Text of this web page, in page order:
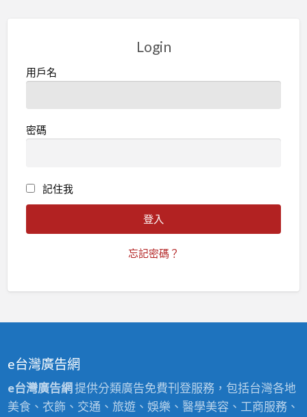
Login
用戶名
密碼
記住我
忘記密碼？
e台灣廣告網
e台灣廣告網 提供分類廣告免費刊登服務，包括台灣各地
美食、衣飾、交通、旅遊、娛樂、醫學美容、工商服務、